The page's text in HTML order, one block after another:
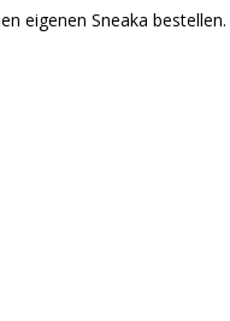
eigenen Sneaka bestellen.